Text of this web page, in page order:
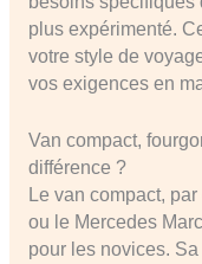
plus expérimenté.
votre style de
vos exigences en
Van compact,
différence ?
Le van compact,
ou le Mercedes
pour les novices.